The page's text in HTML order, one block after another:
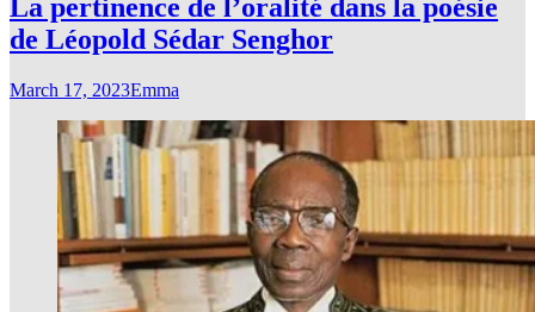
La pertinence de l’oralité dans la poésie
de Léopold Sédar Senghor
March 17, 2023Emma